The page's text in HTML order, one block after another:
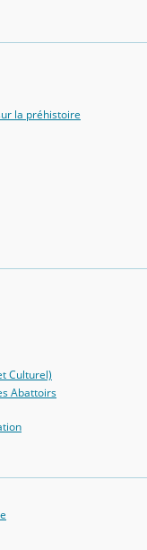
la préhistoire
Culturel)
Abattoirs